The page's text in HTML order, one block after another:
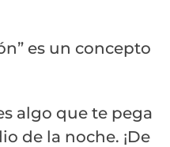
es un concepto
algo que te pega
de la noche. ¡De